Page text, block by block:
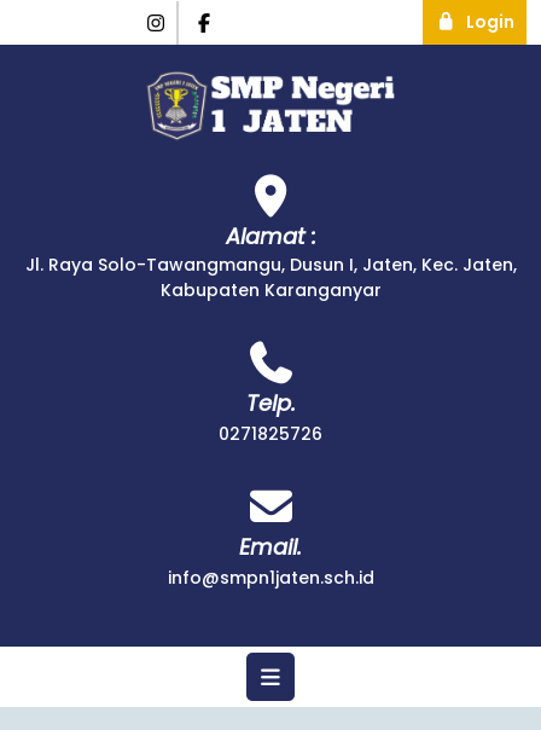
Login
Alamat :
Jl. Raya Solo-Tawangmangu, Dusun I, Jaten, Kec. Jaten,
Kabupaten Karanganyar
Telp.
0271825726
Email.
info@smpn1jaten.sch.id